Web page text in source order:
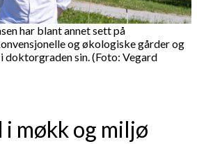
har blant annet sett på
og økologiske gårder og
sin. (Foto: Vegard
møkk og miljø